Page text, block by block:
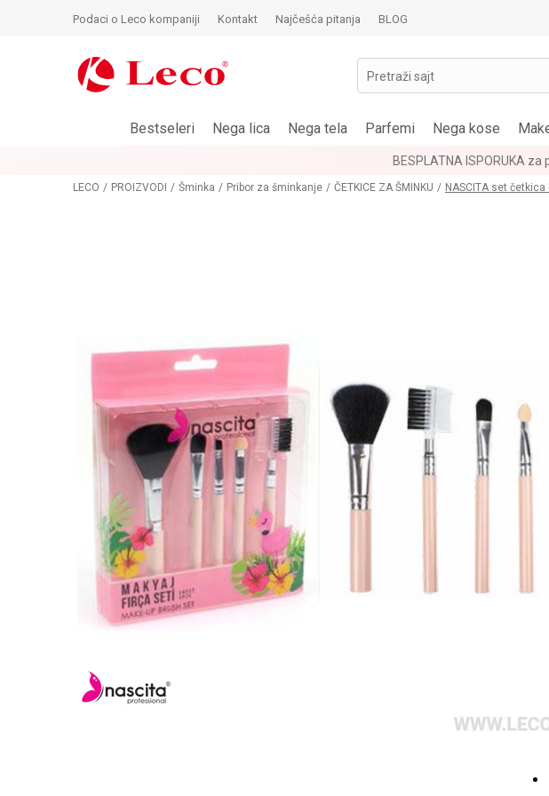
Podaci o Leco kompaniji Kontakt Najčešća pitanja BLOG
Pretraži sajt
Bestseleri Nega lica Nega tela Parfemi Nega kose
BESPLATNA ISPORUKA
LECO PROIZVODI Šminka Pribor za šminkanje ČETKICE ZA ŠMINKU NASCITA set četkica